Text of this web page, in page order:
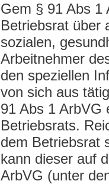
Gem § 91 Abs 1
Betriebsrat über
sozialen,
Arbeitnehmer
den speziellen
von sich aus
91 Abs 1 ArbVG
Betriebsrats.
dem Betriebsrat
kann dieser auf
ArbVG (unter